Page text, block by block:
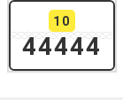
10
44444